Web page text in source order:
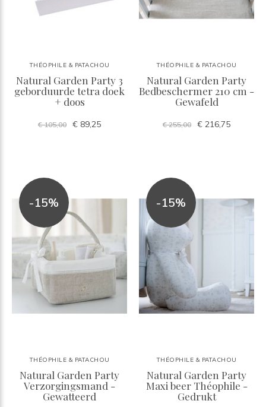
THÉOPHILE & PATACHOU
Natural Garden Party 3
geborduurde tetra doek
+ doos
€ 105,00 € 89,25
THÉOPHILE & PATACHOU
Natural Garden Party
Bedbeschermer 210 cm -
Gewafeld
€ 255,00 € 216,75
-15%
THÉOPHILE & PATACHOU
Natural Garden Party
Verzorgingsmand -
Gewatteerd
-15%
THÉOPHILE & PATACHOU
Natural Garden Party
Maxi beer Théophile -
Gedrukt